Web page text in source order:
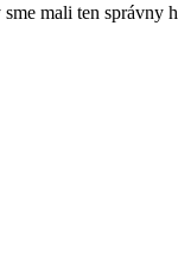
mali ten správny